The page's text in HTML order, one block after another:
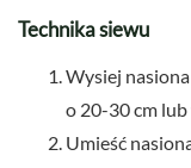
Technika siewu
Wysiej
o 20-30 cm lub
Umieść